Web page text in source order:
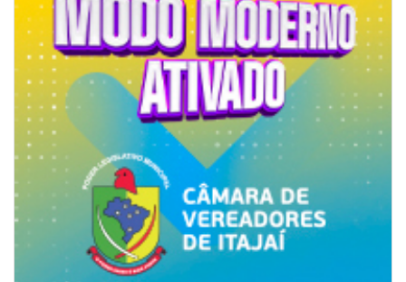
BALNEÁRIO PIÇARRAS